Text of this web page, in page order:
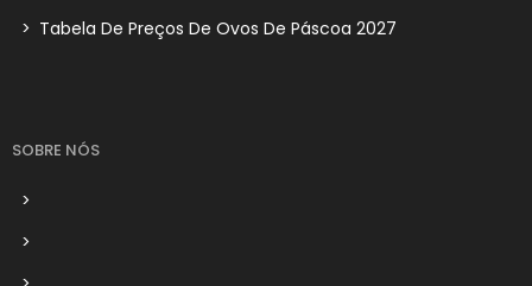
> Tabela De Preços De Ovos De Páscoa 2027
SOBRE NÓS
>
>